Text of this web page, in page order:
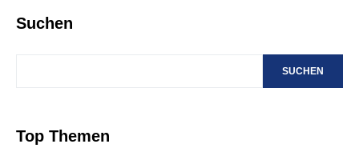
Suchen
SUCHEN
Top Themen